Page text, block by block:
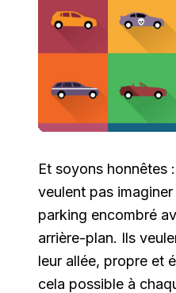
Et soyons honnêtes
veulent pas
parking encombré
arrière-plan. Ils
leur allée, propre et
cela possible à